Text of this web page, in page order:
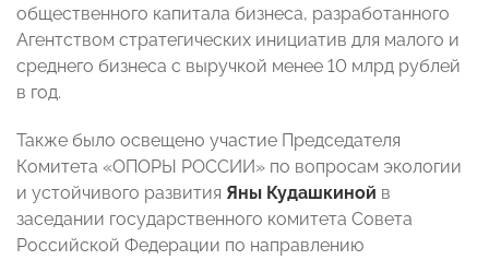
общественного капитала бизнеса, разработанного
Агентством стратегических инициатив для малого и
среднего бизнеса с выручкой менее 10 млрд рублей
в год.
Также было освещено участие Председателя
Комитета «ОПОРЫ РОССИИ» по вопросам экологии
и устойчивого развития Яны Кудашкиной в
заседании государственного комитета Совета
Российской Федерации по направлению